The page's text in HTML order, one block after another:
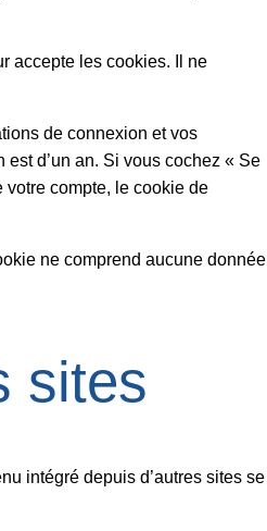
accepte les cookies. Il ne
de connexion et vos
est d’un an. Si vous cochez « Se
compte, le cookie de
ne comprend aucune donnée
sites
intégré depuis d’autres sites se